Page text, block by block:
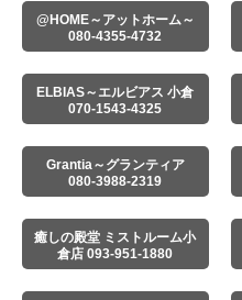
@HOME～アットホーム～
080-4355-4732
ELBIAS～エルビアス 小倉
070-1543-4325
Grantia～グランティア
080-3988-2319
癒しの殿堂 ミストルーム小
倉店 093-951-1880